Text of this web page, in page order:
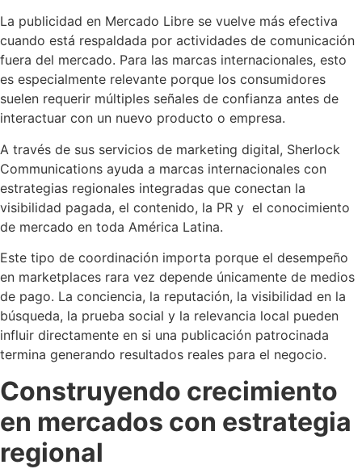
La publicidad en Mercado Libre se vuelve más efectiva
cuando está respaldada por actividades de comunicación
fuera del mercado. Para las marcas internacionales, esto
es especialmente relevante porque los consumidores
suelen requerir múltiples señales de confianza antes de
interactuar con un nuevo producto o empresa.
A través de sus servicios de marketing digital, Sherlock
Communications ayuda a marcas internacionales con
estrategias regionales integradas que conectan la
visibilidad pagada, el contenido, la PR y el conocimiento
de mercado en toda América Latina.
Este tipo de coordinación importa porque el desempeño
en marketplaces rara vez depende únicamente de medios
de pago. La conciencia, la reputación, la visibilidad en la
búsqueda, la prueba social y la relevancia local pueden
influir directamente en si una publicación patrocinada
termina generando resultados reales para el negocio.
Construyendo crecimiento
en mercados con estrategia
regional